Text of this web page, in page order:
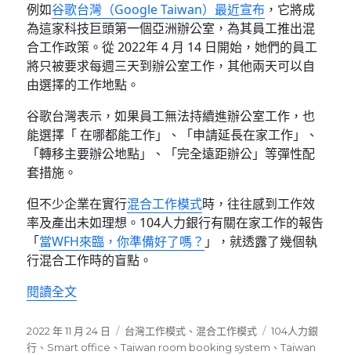
例如谷歌台灣（Google Taiwan）最近宣布 ，它將成
為這家科技巨頭第一個亞洲辦公室，為其員工推出混
合工作政策。從 2022年 4 月 14 日開始，她們的員工
將只被要求每週三天到辦公室工作，其他兩天可以自
由選擇的工作地點。
谷歌台灣表示，如果員工無法持續進辦公室工作，也
能選擇「 在哪都能工作」、「申請延長在家工作」、
「轉移主要辦公地點」、「完全遠距辦公」等彈性配
套措施。
但不少企業在實行混合工作模式時，往往感到工作效
率及產出未如理想。104人力銀行有關在家工作的報告
「當WFH來臨，你準備好了嗎？ 」，就透露了幾個執
行混合工作時的盲點。
閱讀全文〈企業WFH要成功 須突破五大盲點〉
發
佈
2022 年 11 月 24 日
分
類
台灣工作模式 、混合工作模式
標
籤
104人力銀
行 、 Smart office 、Taiwan room booking system 、Taiwan